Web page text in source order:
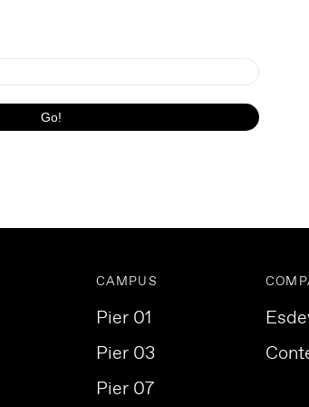
CAMPUS
Pier 01
Pier 03
Pier 07